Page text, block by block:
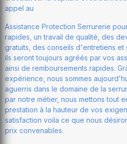
appel au
Assistance Protection Serrurerie
rapides, un travail de qualité, des
gratuits, des conseils d'entretiens et
ils seront toujours agréés par vos
ainsi de remboursements rapides.
expérience, nous sommes
aguerris dans le domaine de la
par notre métier, nous mettons tout
prestation à la hauteur de vos
satisfaction voila ce que nous
prix convenables.